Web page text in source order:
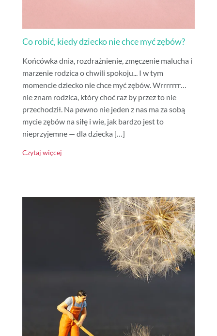
Co robić, kiedy dziecko nie chce myć zębów?
Końcówka dnia, rozdrażnienie, zmęczenie malucha i
marzenie rodzica o chwili spokoju... I w tym
momencie dziecko nie chce myć zębów. Wrrrrrrr…
nie znam rodzica, który choć raz by przez to nie
przechodził. Na pewno nie jeden z nas ma za sobą
mycie zębów na siłę i wie, jak bardzo jest to
nieprzyjemne — dla dziecka […]
Czytaj więcej